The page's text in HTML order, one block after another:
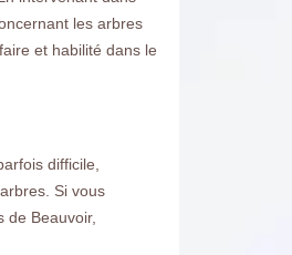
les arbres
et habilité dans le
difficile,
Si vous
de Beauvoir,